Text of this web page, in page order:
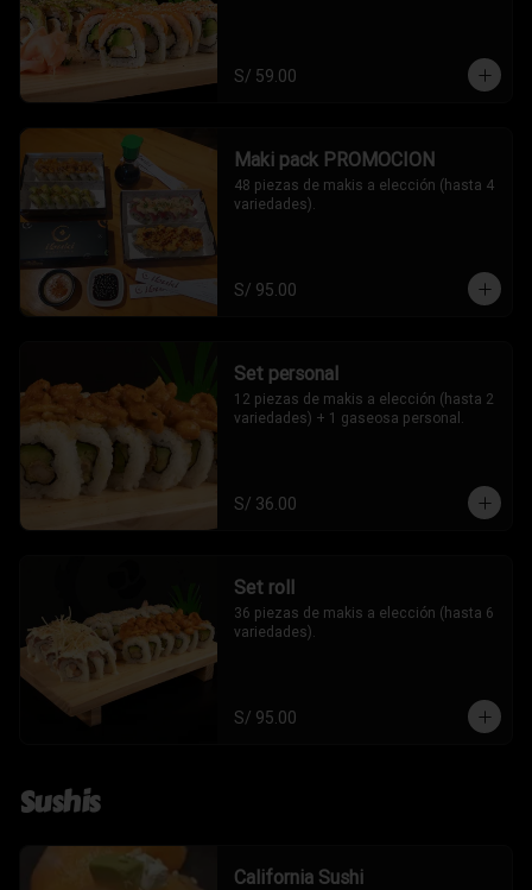
S/ 59.00
Maki pack PROMOCION
48 piezas de makis a elección (hasta 4
variedades).
S/ 95.00
Set personal
12 piezas de makis a elección (hasta 2
variedades) + 1 gaseosa personal.
S/ 36.00
Set roll
36 piezas de makis a elección (hasta 6
variedades).
S/ 95.00
Sushis
California Sushi